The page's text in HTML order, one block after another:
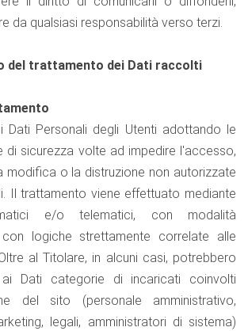
da qualsiasi responsabilità verso terzi.
del trattamento dei Dati raccolti
Dati Personali degli Utenti adottando le
di sicurezza volte ad impedire l'accesso,
modifica o la distruzione non autorizzate
Il trattamento viene effettuato mediante
e/o telematici, con modalità
logiche strettamente correlate alle
al Titolare, in alcuni casi, potrebbero
Dati categorie di incaricati coinvolti
del sito (personale amministrativo,
legali, amministratori di sistema)